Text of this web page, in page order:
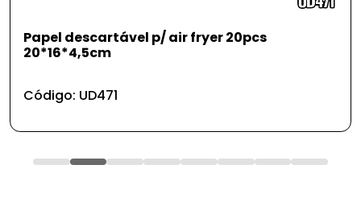
Papel descartável p/ air fryer 20pcs
20*16*4,5cm
Código: UD471